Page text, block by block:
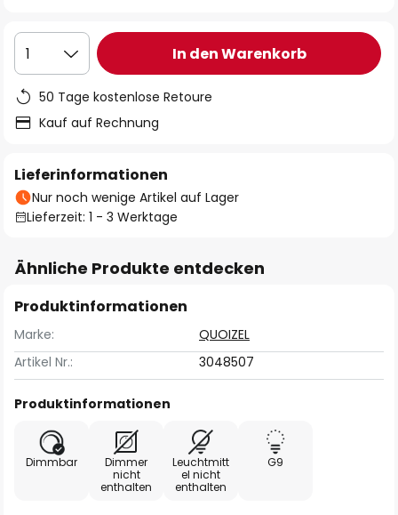
1 In den Warenkorb
50 Tage kostenlose Retoure
Kauf auf Rechnung
Lieferinformationen
Nur noch wenige Artikel auf Lager
Lieferzeit: 1 - 3 Werktage
Ähnliche Produkte entdecken
Produktinformationen
Marke:
QUOIZEL
Artikel Nr.:
3048507
Produktinformationen
Dimmbar
Dimmer
nicht
enthalten
Leuchtmitt
el nicht
enthalten
G9